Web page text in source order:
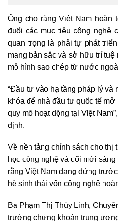
Ông cho rằng Việt Nam hoàn
đuổi các mục tiêu công nghệ
quan trọng là phải tự phát
mang bản sắc và sở hữu trí tuệ
mô hình sao chép từ nước
“Đầu tư vào hạ tầng pháp lý và
khóa để nhà đầu tư quốc tế mở
quy mô hoạt động tại Việt
định.
Về nền tảng chính sách cho thị
học công nghệ và đổi mới
rằng Việt Nam đang đứng
hệ sinh thái vốn công nghệ
Bà Phạm Thị Thùy Linh,
trường chứng khoán trung